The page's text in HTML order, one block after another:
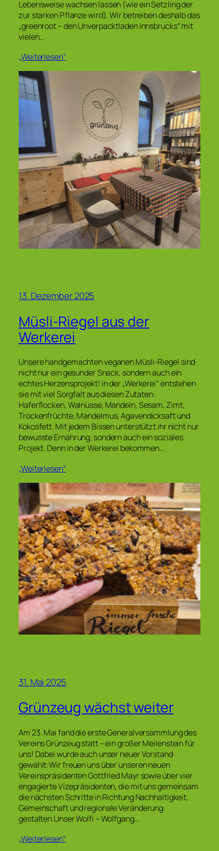
Lebensweise wachsen lassen (wie ein Setzling der
zur starken Pflanze wird). Wir betreiben deshalb das
„greenroot – den Unverpacktladen Innsbrucks“ mit
vielen…
„Weiterlesen“
13. Dezember 2025
Müsli-Riegel aus der
Werkerei
Unsere handgemachten veganen Müsli-Riegel sind
nicht nur ein gesunder Snack, sondern auch ein
echtes Herzensprojekt! In der „Werkerei“ entstehen
sie mit viel Sorgfalt aus diesen Zutaten:
Haferflocken, Walnüsse, Mandeln, Sesam, Zimt,
Trockenfrüchte, Mandelmus, Agavendicksaft und
Kokosfett. Mit jedem Bissen unterstützt ihr nicht nur
bewusste Ernährung, sondern auch ein soziales
Projekt. Denn in der Werkerei bekommen…
„Weiterlesen“
31. Mai 2025
Grünzeug wächst weiter
Am 23. Mai fand die erste Generalversammlung des
Vereins Grünzeug statt – ein großer Meilenstein für
uns! Dabei wurde auch unser neuer Vorstand
gewählt:Wir freuen uns über unseren neuen
Vereinspräsidenten Gottfried Mayr sowie über vier
engagierte Vizepräsidenten, die mit uns gemeinsam
die nächsten Schritte in Richtung Nachhaltigkeit,
Gemeinschaft und regionale Veränderung
gestalten.Unser Wolfi – Wolfgang…
„Weiterlesen“